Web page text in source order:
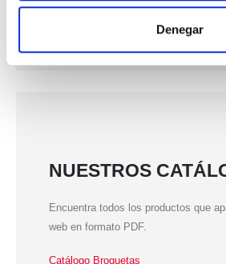
Denegar
NUESTROS
Encuentra todos los productos que
web en formato PDF.
Catálogo Broquetas